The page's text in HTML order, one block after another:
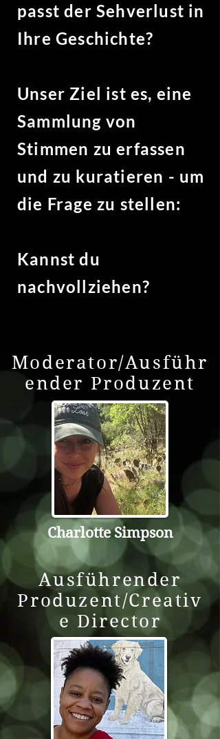
passt der Sehverlust in
Ihre Geschichte?
Unser Ziel ist es, eine
Sammlung von
Stimmen zu erfassen
und zu kuratieren - um
die Frage zu stellen:
Kannst du
nachvollziehen?
Moderator/Ausführ
ender Produzent
Charlotte Simpson
Ausführender
Produzent/Creativ
e Director